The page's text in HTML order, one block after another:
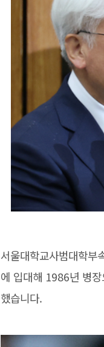
서울대학교사범대학부
에 입대해 1986년 병
했습니다.